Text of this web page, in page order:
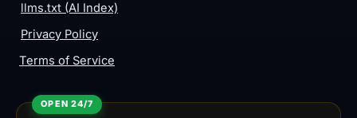
llms.txt (AI Index)
Privacy Policy
Terms of Service